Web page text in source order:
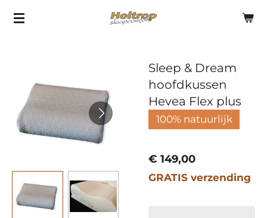
Ga
hoofdinhoud
Sleep & Dream
hoofdkussen
Hevea Flex plus
100% natuurlijk
€ 149,00
GRATIS verzending